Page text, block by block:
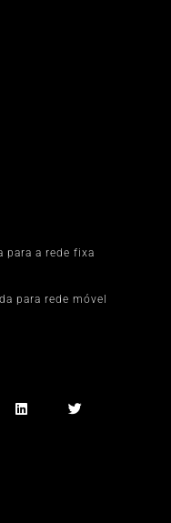
para a rede fixa
para rede móvel